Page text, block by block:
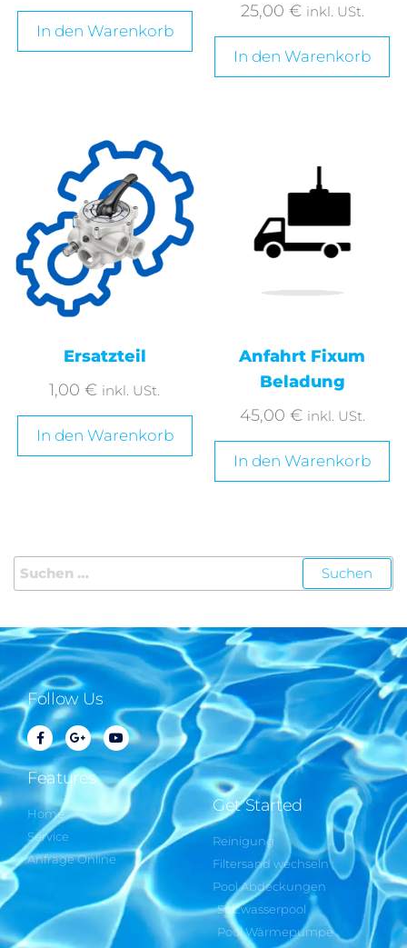
In den Warenkorb
25,00 € inkl. USt.
In den Warenkorb
Ersatzteil
1,00€ inkl. USt.
In den Warenkorb
Anfahrt Fixum
Beladung
45,00 € inkl. USt.
In den Warenkorb
Follow Us
Features
Home
Service
Anfrage Online
Get Started
Reinigung
Filtersand wechseln
Pool Abdeckungen
Salzwasserpool
Pool Wärmepumpe